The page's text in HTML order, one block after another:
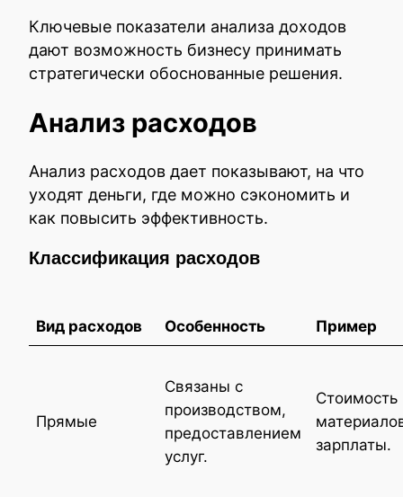
Ключевые показатели анализа доходов
дают возможность бизнесу принимать
стратегически обоснованные решения.
Анализ расходов
Анализ расходов дает показывают, на что
уходят деньги, где можно сэкономить и
как повысить эффективность.
Классификация расходов
Вид расходов Особенность Пример
Прямые
Связаны с
производством,
предоставлением
услуг.
Стоимость
зарплаты.